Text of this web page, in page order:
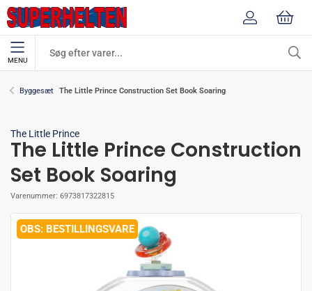
MENU
Byggesæt The Little Prince Construction Set Book Soaring
The Little Prince
The Little Prince Construction
Set Book Soaring
Varenummer: 6973817322815
BESTILLINGSVARE